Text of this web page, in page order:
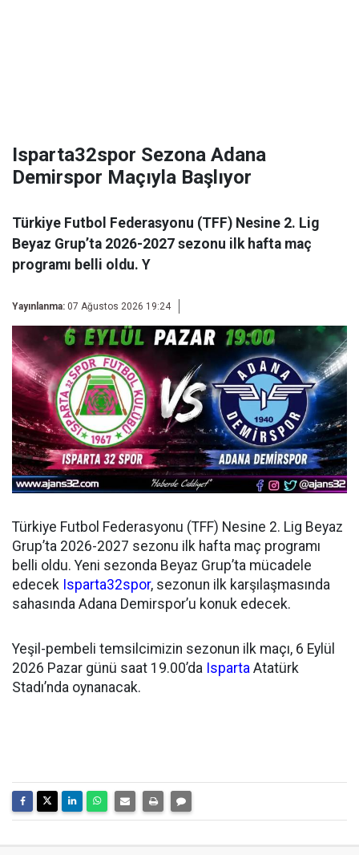
Isparta32spor Sezona Adana
Demirspor Maçıyla Başlıyor
Türkiye Futbol Federasyonu (TFF) Nesine 2. Lig
Beyaz Grup’ta 2026-2027 sezonu ilk hafta maç
programı belli oldu. Y
Yayınlanma: 07 Ağustos 2026 19:24
Türkiye Futbol Federasyonu (TFF) Nesine 2. Lig Beyaz
Grup’ta 2026-2027 sezonu ilk hafta maç programı
belli oldu. Yeni sezonda Beyaz Grup’ta mücadele
edecek Isparta32spor, sezonun ilk karşılaşmasında
sahasında Adana Demirspor’u konuk edecek.
Yeşil-pembeli temsilcimizin sezonun ilk maçı, 6 Eylül
2026 Pazar günü saat 19.00’da Isparta Atatürk
Stadı’nda oynanacak.